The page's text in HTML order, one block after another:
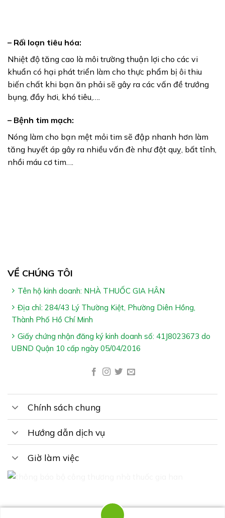
– Rối loạn tiêu hóa:
Nhiệt độ tăng cao là môi trường thuận lợi cho các vi
khuẩn có hại phát triển làm cho thực phẩm bị ôi thiu
biến chất khi bạn ăn phải sẽ gây ra các vấn đề trướng
bụng, đầy hơi, khó tiêu,….
– Bệnh tim mạch:
Nóng làm cho bạn mệt mỏi tim sẽ đập nhanh hơn làm
tăng huyết áp gây ra nhiều vấn đè như đột quỵ, bất tỉnh,
nhồi máu cơ tim….
VỀ CHÚNG TÔI
Tên hộ kinh doanh: NHÀ THUỐC GIA HÂN
Địa chỉ: 284/43 Lý Thường Kiệt, Phường Diên Hồng,
Thành Phố Hồ Chí Minh
Giấy chứng nhận đăng ký kinh doanh số: 41J8023673 do
UBND Quận 10 cấp ngày 05/04/2016
Chính sách chung
Hướng dẫn dịch vụ
Giờ làm việc